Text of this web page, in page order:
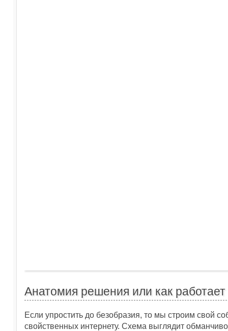
Анатомия решения или как
Если упростить до безобразия, то мы строим свой
свойственных интернету. Схема выглядит